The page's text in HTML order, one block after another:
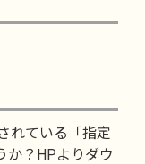
れている「指定
か？HPよりダウ